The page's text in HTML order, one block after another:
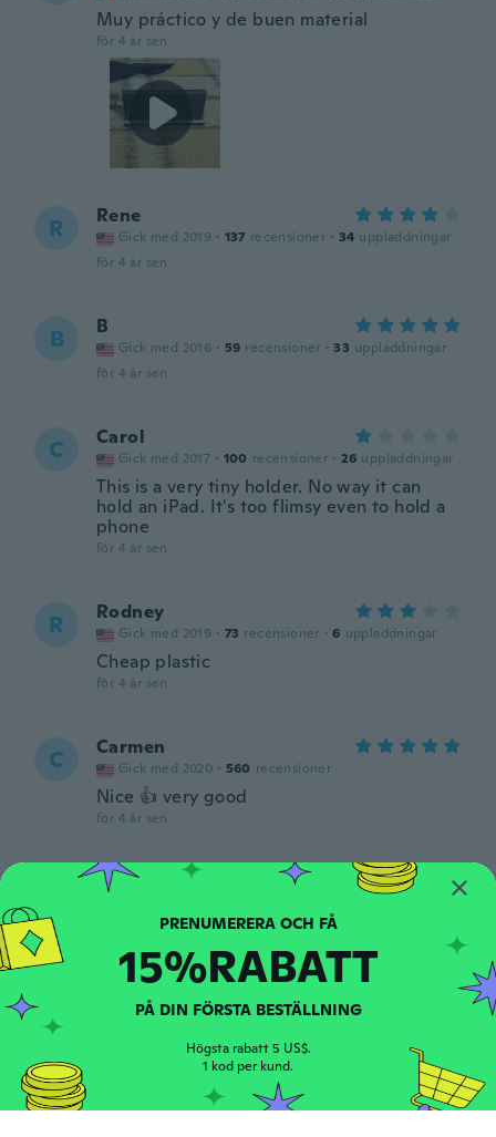
Muy práctico y de buen material
för 4 år sen
R Rene
Gick med 2019 · 137 recensioner · 34 uppladdningar
för 4 år sen
B B
Gick med 2016 · 59 recensioner · 33 uppladdningar
för 4 år sen
C Carol
Gick med 2017 · 100 recensioner · 26 uppladdningar
This is a very tiny holder. No way it can
hold an iPad. It's too flimsy even to hold a
phone
för 4 år sen
R Rodney
Gick med 2019 · 73 recensioner · 6 uppladdningar
Cheap plastic
för 4 år sen
C Carmen
Gick med 2020 · 560 recensioner
Nice 👍 very good
för 4 år sen
Georges
för 4 år sen
Gick med 2015 · 7 recensioner
PRENUMERERA OCH FÅ
15%RABATT
PÅ DIN FÖRSTA BESTÄLLNING
Högsta rabatt 5 US$.
1 kod per kund.